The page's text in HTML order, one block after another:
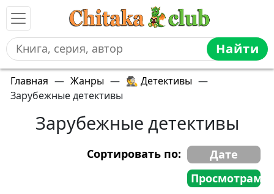
Найти
Главная — Жанры — 🕵️ Детективы —
Зарубежные детективы
Зарубежные детективы
Сортировать по:
Дате
Просмотрам